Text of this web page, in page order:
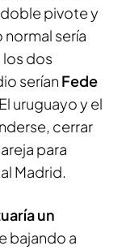
doble pivote y
sería
los dos
serían Fede
uruguayo y el
cerrar
para
Madrid.
un
bajando a